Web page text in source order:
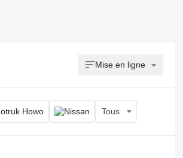
Mise en ligne
Tous